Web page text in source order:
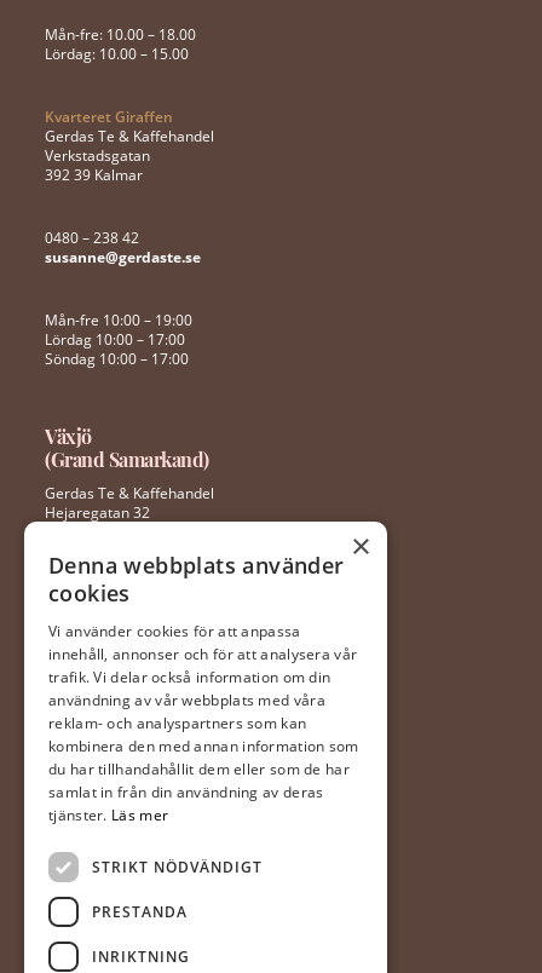
Mån-fre: 10.00 – 18.00
Lördag: 10.00 – 15.00
Kvarteret Giraffen
Gerdas Te & Kaffehandel
Verkstadsgatan
392 39 Kalmar
0480 – 238 42
susanne@gerdaste.se
Mån-fre 10:00 – 19:00
Lördag 10:00 – 17:00
Söndag 10:00 – 17:00
Växjö
(Grand Samarkand)
Gerdas Te & Kaffehandel
Hejaregatan 32
0470 – 281 44
Mån-fre 10:00 – 20:00
Lördag 10:00 – 18:00
Söndag 10:00 – 18:00
Halmstad
(Hallarna)
Gerdas Te & Kaffehandel
Prästvägen 1
302 63 Halmstad
035-20 20 340
×
Denna webbplats använder
cookies
Vi använder cookies för att anpassa
innehåll, annonser och för att analysera vår
trafik. Vi delar också information om din
användning av vår webbplats med våra
reklam- och analyspartners som kan
kombinera den med annan information som
du har tillhandahållit dem eller som de har
samlat in från din användning av deras
tjänster. Läs mer
STRIKT NÖDVÄNDIGT
PRESTANDA
INRIKTNING